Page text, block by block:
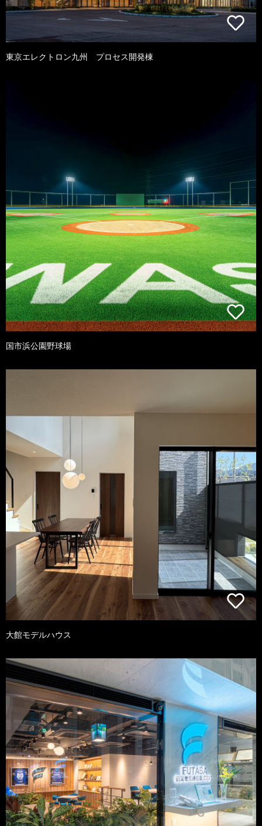
東京エレクトロン九州 プロセス開発棟
国市浜公園野球場
大館モデルハウス